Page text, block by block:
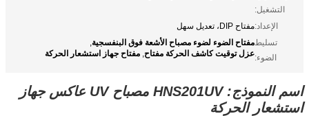
التشغيل:
الإعداد:مفتاح DIP، تعديل سهل
تسليط
الضوء:
مفتاح الضوء لضوء مصباح الأشعة فوق البنفسجية,
عزل توقيت كاشف الحركة مفتاح, مفتاح جهاز استشعار الحركة
اسم النموذج: HNS201UV مصباح UV عاكس جهاز
استشعار الحركة